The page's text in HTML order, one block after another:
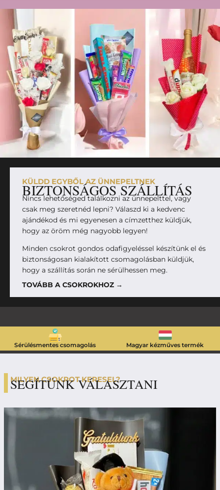
KÜLDD EGYBŐL AZ ÜNNEPELTNEK
BIZTONSÁGOS SZÁLLÍTÁS
Nincs lehetőséged találkozni az ünnepelttel, vagy
csak meg szeretnéd lepni? Válaszd ki a kedvenc
ajándékod és mi egyenesen a címzetthez küldjük,
hogy az öröm még nagyobb legyen!
Minden csokrot gondos odafigyeléssel készítünk el és
biztonságosan kialakított csomagolásban küldjük,
hogy a szállítás során ne sérülhessen meg.
TOVÁBB A CSOKROKHOZ →
Sérülésmentes csomagolás Magyar kézműves termék
MILYEN CSOKROT KERESEL?
SEGÍTÜNK VÁLASZTANI